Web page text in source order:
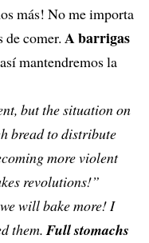
más! No me importa
de comer. A barrigas
mantendremos la
but the situation on
bread to distribute
more violent
revolutions!”
will bake more! I
them.Full stomachs